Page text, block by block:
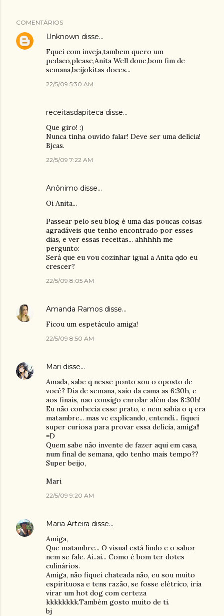
COMENTÁRIOS
Unknown disse…
Fquei com inveja,tambem quero um
pedaco,please,Anita Well done,bom fim de
semana,beijokitas doces...
22/5/09 5:30 AM
receitasdapiteca disse…
Que giro! :)
Nunca tinha ouvido falar! Deve ser uma delícia!
Bjcas.
22/5/09 7:22 AM
Anônimo disse…
Oi Anita...
Passear pelo seu blog é uma das poucas coisas
agradáveis que tenho encontrado por esses
dias, e ver essas receitas... ahhhhh me
pergunto:
Será que eu vou cozinhar igual a Anita qdo eu
crescer?
22/5/09 8:05 AM
Amanda Ramos disse…
Ficou um espetáculo amiga!
22/5/09 8:50 AM
Mari disse…
Amada, sabe q nesse ponto sou o oposto de
você? Dia de semana, saio da cama as 6:30h, e
aos finais, nao consigo enrolar além das 8:30h!
Eu não conhecia esse prato, e nem sabia o q era
matambre... mas vc explicando, entendi... fiquei
super curiosa para provar essa delícia, amiga!!
=D
Quem sabe não invente de fazer aqui em casa,
num final de semana, qdo tenho mais tempo??
Super beijo,
Mari
22/5/09 9:20 AM
Maria Arteira disse…
Amiga,
Que matambre... O visual está lindo e o sabor
nem se fale. Ai..ai... Como é bom ter dotes
culinários.
Amiga, não fiquei chateada não, eu sou muito
espirituosa e tens razão, se fosse elétrico, iria
virar um hot dog com certeza
kkkkkkkk.Também gosto muito de ti.
bj